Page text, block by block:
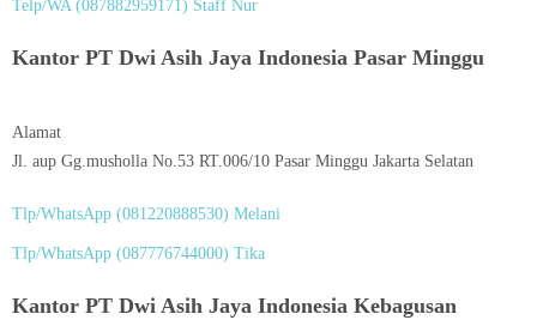
Telp/WA (087882959171) Staff Nur
Kantor PT Dwi Asih Jaya Indonesia Pasar Minggu
Alamat
Jl. aup Gg.musholla No.53 RT.006/10 Pasar Minggu Jakarta Selatan
Tlp/WhatsApp (081220888530) Melani
Tlp/WhatsApp (087776744000) Tika
Kantor PT Dwi Asih Jaya Indonesia Kebagusan